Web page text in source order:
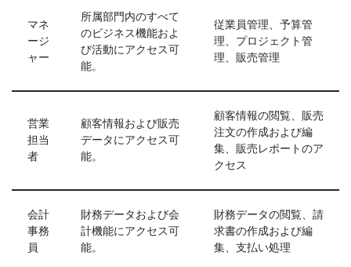
マネ
ージ
ャー
所属部門内のすべて
のビジネス機能およ
び活動にアクセス可
能。
従業員管理、予算管
理、プロジェクト管
理、販売管理
営業
担当
者
顧客情報および販売
データにアクセス可
能。
顧客情報の閲覧、販売
注文の作成および編
集、販売レポートのア
クセス
会計
事務
員
財務データおよび会
計機能にアクセス可
能。
財務データの閲覧、請
求書の作成および編
集、支払い処理